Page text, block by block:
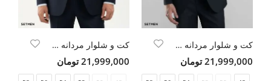
کت و شلوار مردانه سه تکه یقه بلیزر ژیله دورو
21,999,000 تومان
کت و شلوار مردانه سه تکه یقه بلیزر ژیله دورو
21,999,000 تومان